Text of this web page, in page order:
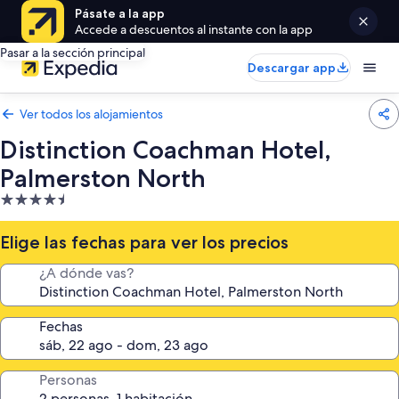
Pásate a la app
Accede a descuentos al instante con la app
Pasar a la sección principal
Descargar app
Ver todos los alojamientos
Distinction Coachman Hotel,
Palmerston North
Alojamiento
de
4.5 estrellas
Elige las fechas para ver los precios
¿A dónde vas?
Fechas
Personas